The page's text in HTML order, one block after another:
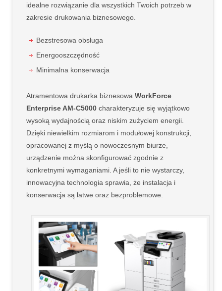
idealne rozwiązanie dla wszystkich Twoich potrzeb w
zakresie drukowania biznesowego.
Bezstresowa obsługa
Energooszczędność
Minimalna konserwacja
Atramentowa drukarka biznesowaWorkForce
Enterprise AM-C5000 charakteryzuje się wyjątkowo
wysoką wydajnością oraz niskim zużyciem energii.
Dzięki niewielkim rozmiarom i modułowej konstrukcji,
opracowanej z myślą o nowoczesnym biurze,
urządzenie można skonfigurować zgodnie z
konkretnymi wymaganiami. A jeśli to nie wystarczy,
innowacyjna technologia sprawia, że instalacja i
konserwacja są łatwe oraz bezproblemowe.